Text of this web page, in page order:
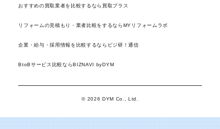
おすすめの買取業者を比較するなら買取プラス
リフォームの見積もり・業者比較をするならMYリフォームラボ
企業・給与・採用情報を比較するならビジ研！通信
BtoBサービス比較ならBIZNAVI byDYM
© 2026 DYM Co., Ltd.